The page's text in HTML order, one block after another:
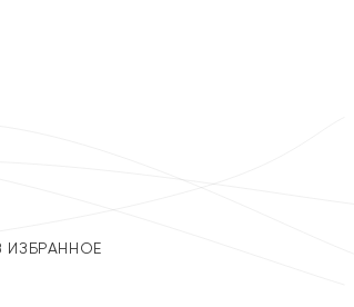
ИЗБРАННОЕ